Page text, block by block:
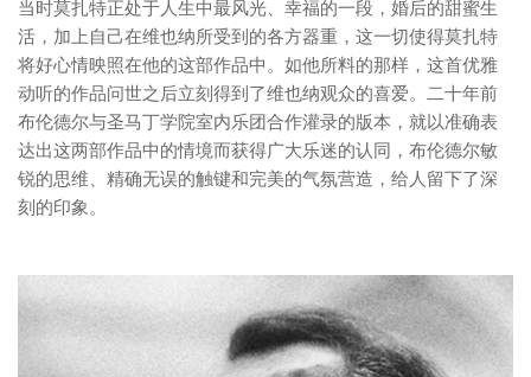
当时莫扎特正处于人生中最风光、幸福的一段，婚后的甜蜜生
活，加上自己在维也纳所受到的各方器重，这一切使得莫扎特
将好心情映照在他的这部作品中。如他所料的那样，这首优雅
动听的作品问世之后立刻得到了维也纳观众的喜爱。二十年前
布伦德尔与圣马丁学院室内乐团合作灌录的版本，就以准确表
达出这两部作品中的情境而获得广大乐迷的认同，布伦德尔敏
锐的思维、精确无误的触键和完美的气氛营造，给人留下了深
刻的印象。